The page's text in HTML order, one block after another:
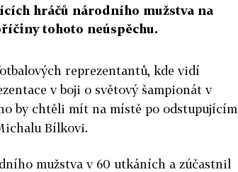
hráčů národního mužstva na
tohoto neúspěchu.
reprezentantů, kde vidí
v boji o světový šampionát v
by chtěli mít na místě po odstupujícím
Bílkovi.
mužstva v 60 utkáních a zúčastnil